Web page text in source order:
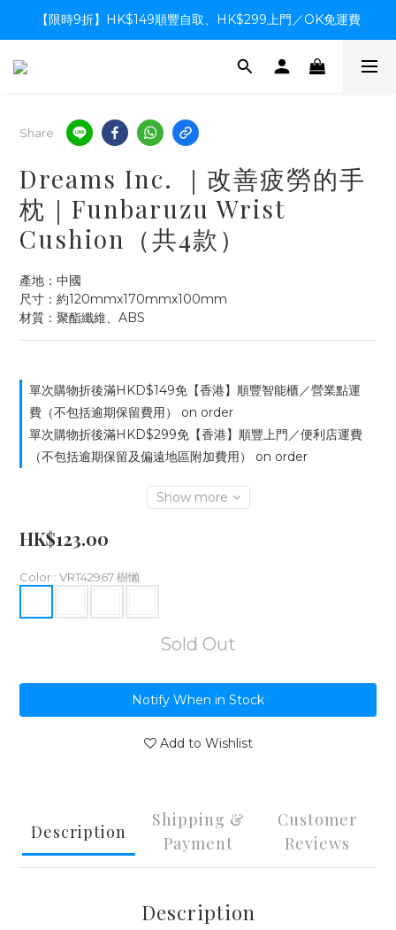
【限時9折】HK$149順豐自取、HK$299上門／OK免運費
【限時9折】HK$149順豐自取、HK$299上門／OK免運費
支付系統升級中，暫停信用卡支付至8月中，造成不便感謝諒解
Share
Dreams Inc. ｜改善疲勞的手
枕｜Funbaruzu Wrist
Cushion（共4款）
產地：中國
尺寸：約120mmx170mmx100mm
材質：聚酯纖維、ABS
單次購物折後滿HKD$149免【香港】順豐智能櫃／營業點運
費（不包括逾期保留費用） on order
單次購物折後滿HKD$299免【香港】順豐上門／便利店運費
（不包括逾期保留及偏遠地區附加費用） on order
Show more
HK$123.00
Color : VRT42967 樹懶
Sold Out
Notify When in Stock
Add to Wishlist
Description
Shipping &
Payment
Customer
Reviews
Description